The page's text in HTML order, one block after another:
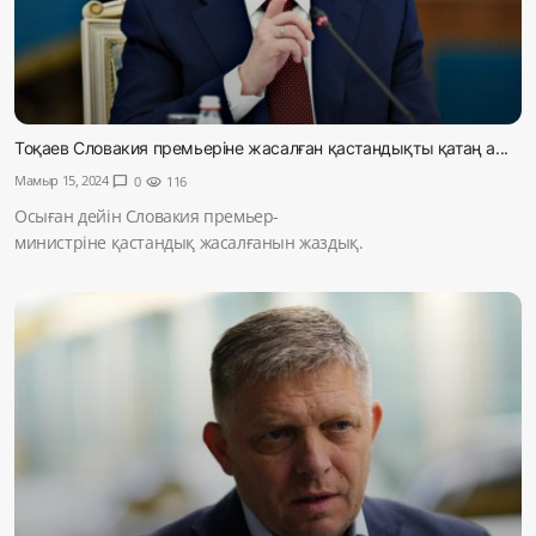
Тоқаев Словакия премьеріне жасалған қастандықты қатаң а...
Мамыр 15, 2024 chat_bubble 0 visibility 116
Осыған дейін Словакия премьер-
министріне қастандық жасалғанын жаздық.